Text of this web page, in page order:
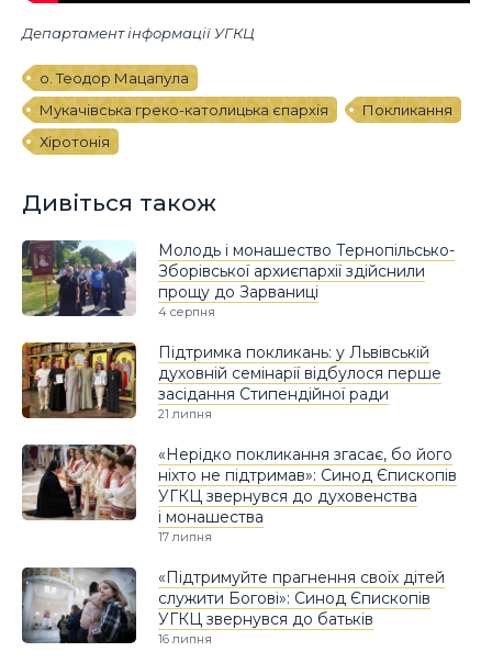
Департамент інформації УГКЦ
о. Теодор Мацапула
Мукачівська греко-католицька єпархія
Покликання
Хіротонія
Дивіться також
Молодь і монашество Тернопільсько-
Зборівської архиєпархії здійснили
прощу до Зарваниці
4 серпня
Підтримка покликань: у Львівській
духовній семінарії відбулося перше
засідання Стипендійної ради
21 липня
«Нерідко покликання згасає, бо його
ніхто не підтримав»: Синод Єпископів
УГКЦ звернувся до духовенства
і монашества
17 липня
«Підтримуйте прагнення своїх дітей
служити Богові»: Синод Єпископів
УГКЦ звернувся до батьків
16 липня